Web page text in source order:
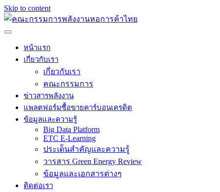
Skip to content
หน้าแรก
เกี่ยวกับเรา
เกี่ยวกับเรา
คณะกรรมการ
ข่าวสารพลังงาน
แพลตฟอร์มซื้อขายคาร์บอนเครดิต
ข้อมูลและความรู้
Big Data Platform
ETC E-Learning
ประเด็นสำคัญและความรู้
วารสาร Green Energy Review
ข้อมูลและเอกสารต่างๆ
ติดต่อเรา